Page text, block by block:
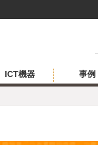
ICT機器 事例